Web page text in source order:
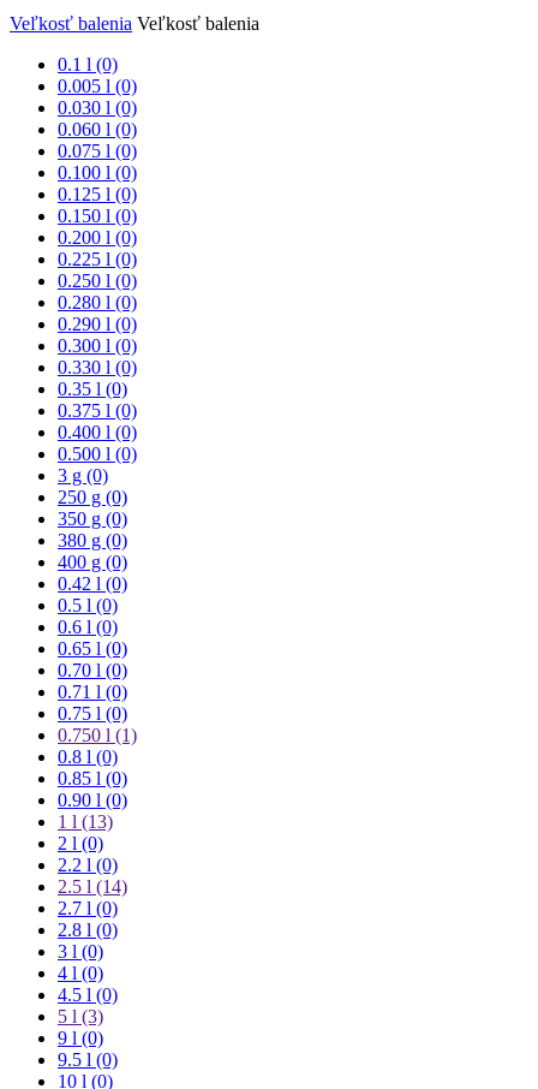
Veľkosť balenia Veľkosť balenia
0.1 l (0)
0.005 l (0)
0.030 l (0)
0.060 l (0)
0.075 l (0)
0.100 l (0)
0.125 l (0)
0.150 l (0)
0.200 l (0)
0.225 l (0)
0.250 l (0)
0.280 l (0)
0.290 l (0)
0.300 l (0)
0.330 l (0)
0.35 l (0)
0.375 l (0)
0.400 l (0)
0.500 l (0)
3 g (0)
250 g (0)
350 g (0)
380 g (0)
400 g (0)
0.42 l (0)
0.5 l (0)
0.6 l (0)
0.65 l (0)
0.70 l (0)
0.71 l (0)
0.75 l (0)
0.750 l (1)
0.8 l (0)
0.85 l (0)
0.90 l (0)
1 l (13)
2 l (0)
2.2 l (0)
2.5 l (14)
2.7 l (0)
2.8 l (0)
3 l (0)
4 l (0)
4.5 l (0)
5 l (3)
9 l (0)
9.5 l (0)
10 l (0)